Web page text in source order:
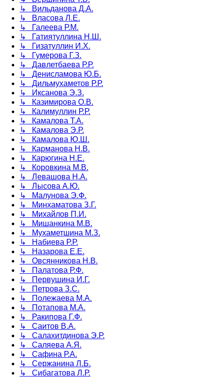
↳ Вильданова Д.А.
↳ Власова Л.Е.
↳ Галеева Р.М.
↳ Гатиятуллина Н.Ш.
↳ Гизатуллин И.Х.
↳ Гумерова Г.З.
↳ Давлетбаева Р.Р.
↳ Денисламова Ю.Б.
↳ Дильмухаметов Р.Р.
↳ Иксанова Э.З.
↳ Казимирова О.В.
↳ Калимуллин Р.Р.
↳ Камалова Т.А.
↳ Камалова Э.Р.
↳ Камалова Ю.Ш.
↳ Карманова Н.В.
↳ Карюгина Н.Е.
↳ Коровкина М.В.
↳ Левашова Н.А.
↳ Лысова А.Ю.
↳ Малунова Э.Ф.
↳ Минхаматова З.Г.
↳ Михайлов П.И.
↳ Мишанкина М.В.
↳ Мухаметшина М.З.
↳ Набиева Р.Р.
↳ Назарова Е.Е.
↳ Овсянникова Н.В.
↳ Палатова Р.Ф.
↳ Первушина И.Г.
↳ Петрова З.С.
↳ Полежаева М.А.
↳ Потапова М.А.
↳ Ракипова Г.Ф.
↳ Саитов В.А.
↳ Салахитдинова Э.Р.
↳ Саляева А.Я.
↳ Сафина Р.А.
↳ Сержанина Л.Б.
↳ Сибагатова Л.Р.